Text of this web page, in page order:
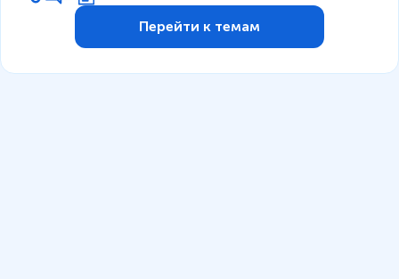
Перейти к темам